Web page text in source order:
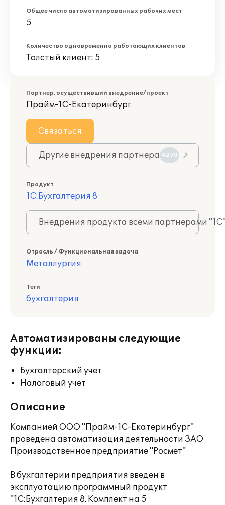
Общее число автоматизированных рабочих мест
5
Количество одновременно работающих клиентов
Толстый клиент: 5
Партнер, осуществивший внедрение/проект
Прайм-1С-Екатеринбург
Связаться
Другие внедрения партнера 4250
Продукт
1С:Бухгалтерия 8
Внедрения продукта всеми партнерами
Отрасль / Функциональная задача
Металлургия
Теги
бухгалтерия
Автоматизированы следующие
функции:
Бухгалтерский учет
Налоговый учет
Описание
Компанией ООО "Прайм-1С-Екатеринбург"
проведена автоматизация деятельности ЗАО
Производственное предприятие "Росмет"
В бухгалтерии предприятия введен в
эксплуатацию программный продукт
"1C:Бухгалтерия 8. Комплект на 5